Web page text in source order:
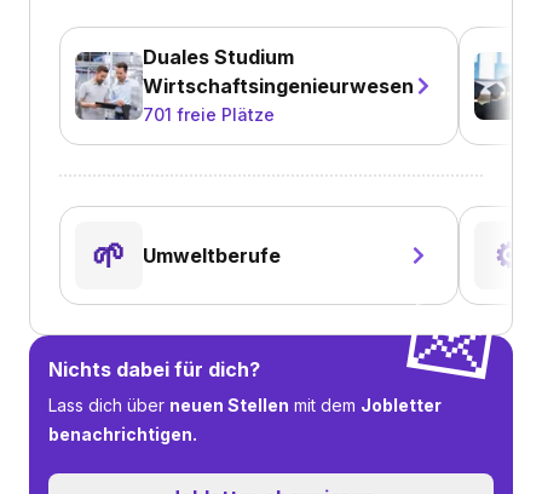
Duales Studium
Wirtschaftsingenieurwesen
701 freie Plätze
🌱 Umweltberufe ⚙️
💌
Nichts dabei für dich?
Lass dich über neuen Stellen mit dem Jobletter
benachrichtigen.